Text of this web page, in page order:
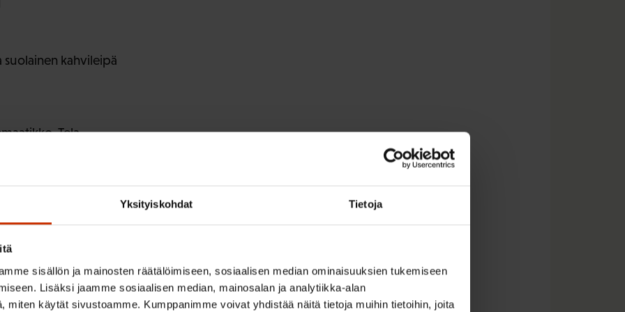
Yksityiskohdat Tietoja
sisällön ja mainosten räätälöimiseen, sosiaalisen median ominaisuuksien tukemiseen
Lisäksi jaamme sosiaalisen median, mainosalan ja analytiikka-alan
miten käytät sivustoamme. Kumppanimme voivat yhdistää näitä tietoja muihin tietoihin, joita
suolainen kahvileipä
Tela
sovittiin?
mitkä jäivät jatkovalmisteluun?
asiat lopullisesti muotoutuvat osaksi lainsäädäntöä?
Akava